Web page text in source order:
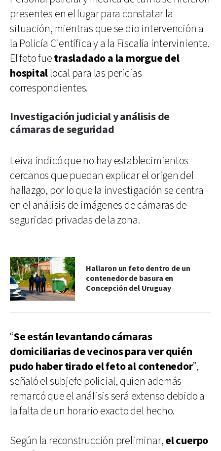
presentes en el lugar para constatar la
situación, mientras que se dio intervención a
la Policía Científica y a la Fiscalía interviniente.
El feto fuetrasladado a la morgue del
hospitallocal para las pericias
correspondientes.
Investigación judicial y análisis de
cámaras de seguridad
Leiva indicó que no hay establecimientos
cercanos que puedan explicar el origen del
hallazgo, por lo que la investigación se centra
en el análisis de imágenes de cámaras de
seguridad privadas de la zona.
Hallaron un feto dentro de un
contenedor de basura en
Concepción del Uruguay
“Se están levantando cámaras
domiciliarias de vecinos para ver quién
pudo haber tirado el feto al contenedor”,
señaló el subjefe policial, quien además
remarcó que el análisis será extenso debido a
la falta de un horario exacto del hecho.
Según la reconstrucción preliminar,el cuerpo